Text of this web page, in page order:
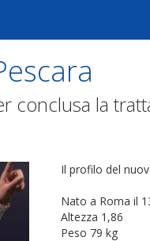
conclusa la
Il profilo del
Nato a Roma il
Altezza 1,86
Peso 79 kg